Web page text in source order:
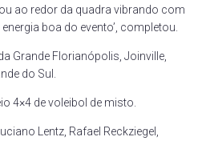
ao redor da quadra vibrando com
boa do evento’, completou.
Grande Florianópolis, Joinville,
do Sul.
4×4 de voleibol de misto.
Lentz, Rafael Reckziegel,